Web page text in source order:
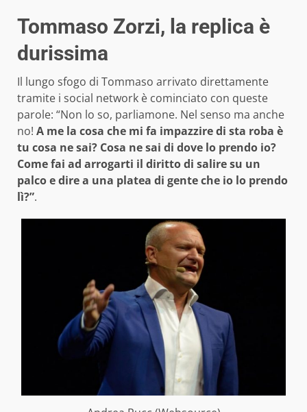
Tommaso Zorzi, la replica è
durissima
Il lungo sfogo di Tommaso arrivato direttamente
tramite i social network è cominciato con queste
parole: “Non lo so, parliamone. Nel senso ma anche
no! A me la cosa che mi fa impazzire di sta roba è
tu cosa ne sai? Cosa ne sai di dove lo prendo io?
Come fai ad arrogarti il diritto di salire su un
palco e dire a una platea di gente che io lo prendo
lì?”.